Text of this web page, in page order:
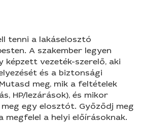
tenni a lakáselosztó
A szakember legyen
képzett vezeték-szerelő, aki
és a biztonsági
meg, mik a feltételek
HP/lezárások), és mikor
egy elosztót. Győződj meg
megfelel a helyi előírásoknak.